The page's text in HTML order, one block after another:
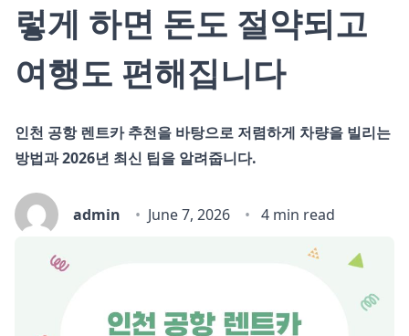
렇게 하면 돈도 절약되고
여행도 편해집니다
인천 공항 렌트카 추천을 바탕으로 저렴하게 차량을 빌리는
방법과 2026년 최신 팁을 알려줍니다.
admin June 7, 2026 4 min read